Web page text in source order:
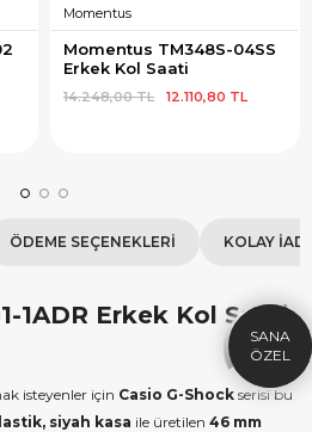
Momentus
Momentus TM348S-04SS
Erkek Kol Saati
12.110,80 TL
14.248,00 TL
ÖDEME SEÇENEKLERI KOLAY
1ADR Erkek Kol Saati
isteyenler için Casio G-Shock serisi bu
siyah kasa ile üretilen 46 mm
HEDIYE
ÇEKI
SEPETTE İNDİRİM
9.999 TL üzeri alışverişe özel ×
HEDIYE1000